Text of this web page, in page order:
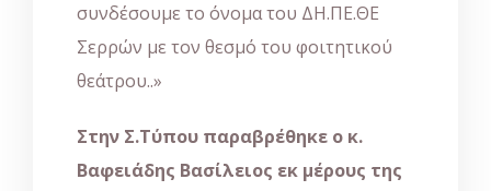
συνδέσουμε το όνομα του ΔΗ.ΠΕ.ΘΕ
Σερρών με τον θεσμό του φοιτητικού
θεάτρου..»
Στην Σ.Τύπου παραβρέθηκε ο κ.
Βαφειάδης Βασίλειος εκ μέρους της